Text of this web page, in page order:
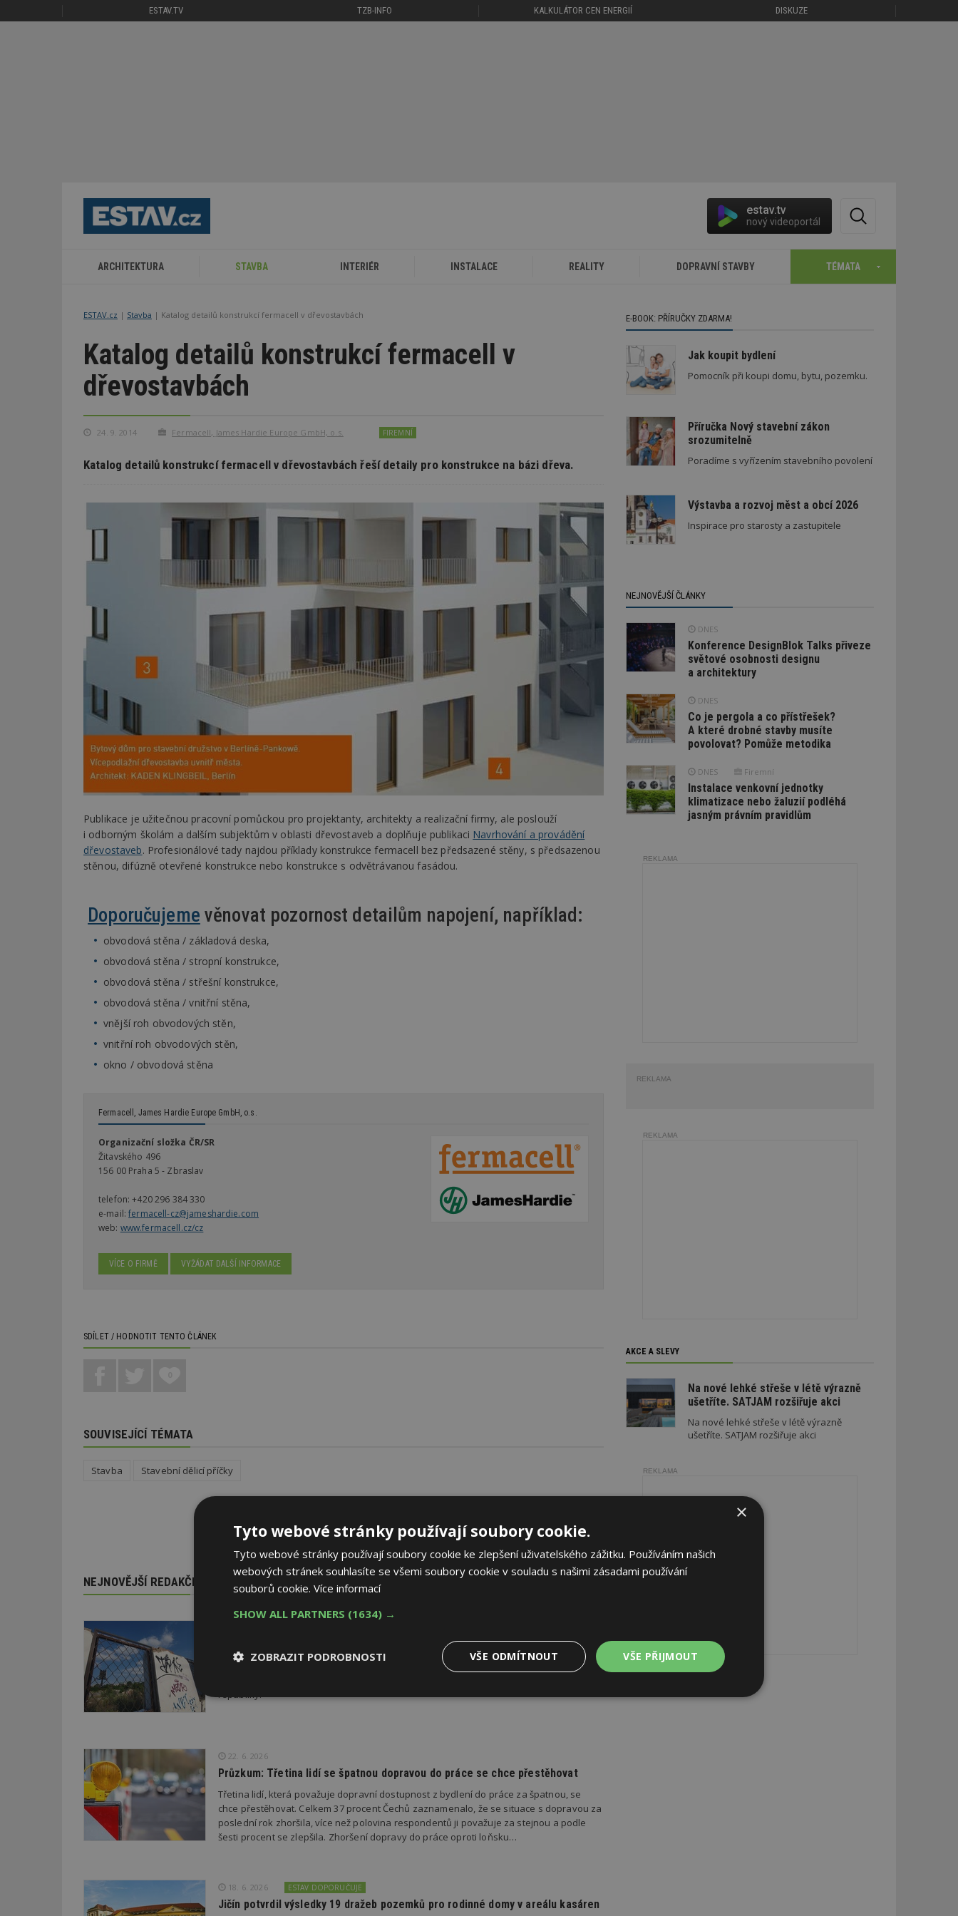
ESTAV.TV TZB-INFO KALKULÁTOR CEN ENERGIÍ DISKUZE
estav.tv
nový videoportál
ARCHITEKTURA STAVBA INTERIÉR INSTALACE REALITY DOPRAVNÍ STAVBY TÉMATA
ESTAV.cz Stavba Katalog detailů konstrukcí fermacell v dřevostavbách
Katalog detailů konstrukcí fermacell v
dřevostavbách
24. 9. 2014 Fermacell, James Hardie Europe GmbH, o.s. FIREMNÍ
Katalog detailů konstrukcí fermacell v dřevostavbách řeší detaily pro konstrukce na bázi dřeva.
Publikace je užitečnou pracovní pomůckou pro projektanty, architekty a realizační firmy, ale poslouží
i odborným školám a dalším subjektům v oblasti dřevostaveb a doplňuje publikaci Navrhování a provádění
dřevostaveb. Profesionálové tady najdou příklady konstrukce fermacell bez předsazené stěny, s předsazenou
stěnou, difúzně otevřené konstrukce nebo konstrukce s odvětrávanou fasádou.
Doporučujeme věnovat pozornost detailům napojení, například:
obvodová stěna / základová deska,
obvodová stěna / stropní konstrukce,
obvodová stěna / střešní konstrukce,
obvodová stěna / vnitřní stěna,
vnější roh obvodových stěn,
vnitřní roh obvodových stěn,
okno / obvodová stěna
Fermacell, James Hardie Europe GmbH, o.s.
Organizační složka ČR/SR
Žitavského 496
156 00 Praha 5 - Zbraslav
telefon:+420 296 384 330
e-mail:fermacell-cz@jameshardie.com
web: www.fermacell.cz/cz
VÍCE O FIRMĚ VYŽÁDAT DALŠÍ INFORMACE
SDÍLET / HODNOTIT TENTO ČLÁNEK
SOUVISEJÍCÍ TÉMATA
Stavba Stavební dělicí příčky
NEJNOVĚJŠÍ REDAKČNÍ ZPRÁVY
Agentura CzechInvest vyhlásila první ročník soutěže Brownfield roku 2026, která
republiky.
22. 6. 2026
Průzkum: Třetina lidí se špatnou dopravou do práce se chce přestěhovat
Třetina lidí, která považuje dopravní dostupnost z bydlení do práce za špatnou, se
chce přestěhovat. Celkem 37 procent Čechů zaznamenalo, že se situace s dopravou za
poslední rok zhoršila, více než polovina respondentů ji považuje za stejnou a podle
šesti procent se zlepšila. Zhoršení dopravy do práce oproti loňsku…
18. 6. 2026 ESTAV DOPORUČUJE
Jičín potvrdil výsledky 19 dražeb pozemků pro rodinné domy v areálu kasáren
E-BOOK: PŘÍRUČKY ZDARMA!
Jak koupit bydlení
Pomocník při koupi domu, bytu, pozemku.
Příručka Nový stavební zákon
srozumitelně
Poradíme s vyřízením stavebního povolení
Výstavba a rozvoj měst a obcí 2026
Inspirace pro starosty a zastupitele
NEJNOVĚJŠÍ ČLÁNKY
DNES
Konference DesignBlok Talks přiveze
světové osobnosti designu
a architektury
DNES
Co je pergola a co přístřešek?
A které drobné stavby musíte
povolovat? Pomůže metodika
DNES Firemní
Instalace venkovní jednotky
klimatizace nebo žaluzií podléhá
jasným právním pravidlům
REKLAMA
REKLAMA
REKLAMA
AKCE A SLEVY
Na nové lehké střeše v létě výrazně
ušetříte. SATJAM rozšiřuje akci
Na nové lehké střeše v létě výrazně
ušetříte. SATJAM rozšiřuje akci
REKLAMA
×
Tyto webové stránky používají soubory cookie.
Tyto webové stránky používají soubory cookie ke zlepšení uživatelského zážitku. Používáním našich
webových stránek souhlasíte se všemi soubory cookie v souladu s našimi zásadami používání
souborů cookie. Více informací
SHOW ALL PARTNERS (1634) →
VŠE PŘIJMOUT
VŠE ODMÍTNOUT
ZOBRAZIT PODROBNOSTI
Nezbytně
Výkonové
Soubory cílení
Funkční
Nezařazené
Nezbytně nutné soubory Výkonové soubory Soubory cílení Funkční soubory
Nezbytně nutné soubory cookie umožňují základní funkce webových stránek, jako je přihlášení uživatele a správa účtu.
_hjIncludedInPageviewSample
Hotjar Ltd
www.estav.cz
2
Tento soubor cookie je nastaven tak, aby informoval
Hotjar o tom, zda je tento návštěvník zahrnut do